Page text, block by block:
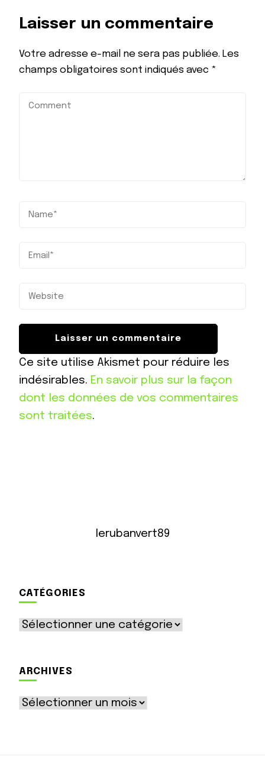
Laisser un commentaire
Votre adresse e-mail ne sera pas publiée. Les
champs obligatoires sont indiqués avec *
Ce site utilise Akismet pour réduire les
indésirables. En savoir plus sur la façon
dont les données de vos commentaires
sont traitées.
lerubanvert89
CATÉGORIES
Catégories
ARCHIVES
Archives